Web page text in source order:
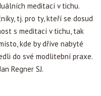
meditací v tichu.
tj. pro ty, kteří se dosud
s meditací v tichu, tak
kde by dříve nabyté
do své modlitební praxe.
Regner SJ.